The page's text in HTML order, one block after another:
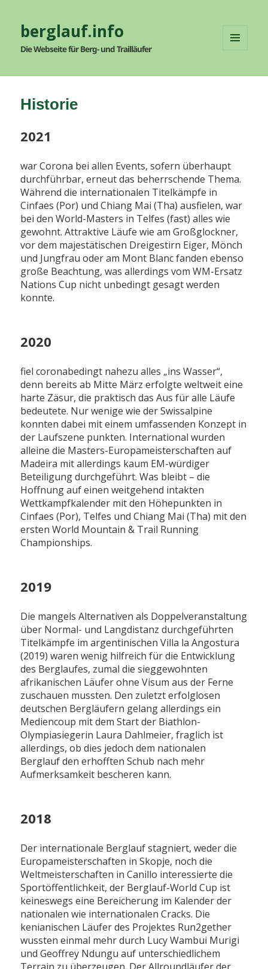
berglauf.info
Die Webseite für Berg- und Trailläufer
WIDGETS
Historie
2021
war Corona bei allen Events, sofern überhaupt
durchführbar, erneut das beherrschende Thema.
Während die internationalen Titelkämpfe in
Cinfaes (Por) und Chiang Mai (Tha) ausfielen, war
bei den World-Masters in Telfes (fast) alles wie
gewohnt. Attraktive Läufe wie am Großglockner,
vor dem majestätischen Dreigestirn Eiger, Mönch
und Jungfrau oder am Mont Blanc fanden ebenso
große Beachtung, was allerdings vom WM-Ersatz
Nations Cup nicht unbedingt gesagt werden
konnte.
2020
fiel coronabedingt nahezu alles „ins Wasser“,
denn bereits ab Mitte März erfolgte weltweit eine
harte Zäsur, die praktisch das Aus für alle Läufe
bedeutete. Nur wenige wie der Swissalpine
konnten dabei mit einem umfassenden Konzept in
der Laufszene punkten. International wurden
alleine die Masters-Europameisterschaften auf
Madeira mit allerdings kaum EM-würdiger
Beteiligung durchgeführt. Was bleibt – die
Hoffnung auf einen weitgehend intakten
Wettkampfkalender mit den Höhepunkten in
Cinfaes (Por), Telfes und Chiang Mai (Tha) mit den
ersten World Mountain & Trail Running
Championships.
2019
Die mangels Alternativen als Doppelveranstaltung
über Normal- und Langdistanz durchgeführten
Titelkämpfe im argentinischen Villa la Angostura
(2019) waren wenig hilfreich für die Entwicklung
des Berglaufes, zumal die sieggewohnten
afrikanischen Läufer ohne Visum aus der Ferne
zuschauen mussten. Den zuletzt erfolglosen
deutschen Bergläufern gelang allerdings ein
Mediencoup mit dem Start der Biathlon-
Olympiasiegerin Laura Dahlmeier, fraglich ist
allerdings, ob dies jedoch dem nationalen
Berglauf den erhofften Schub nach mehr
Aufmerksamkeit bescheren kann.
2018
Der internationale Berglauf stagniert, weder die
Europameisterschaften in Skopje, noch die
Weltmeisterschaften in Canillo interessierte die
Sportöffentlichkeit, der Berglauf-World Cup ist
keineswegs eine Bereicherung im Kalender der
nationalen wie internationalen Cracks. Die
kenianischen Läufer des Projektes Run2gether
wussten einmal mehr durch Lucy Wambui Murigi
und Geoffrey Ndungu auf unterschiedlichem